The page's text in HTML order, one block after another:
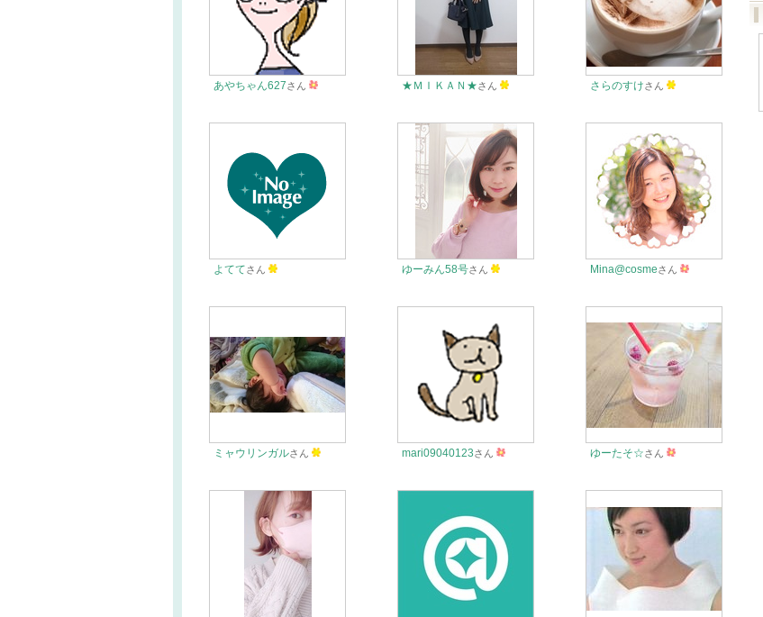
あやちゃん627さん ★ＭＩＫＡＮ★さん さらのすけさん
よててさん ゆーみん58号さん Mina@cosmeさん
ミャウリンガルさん mari09040123さん ゆーたそ☆さん